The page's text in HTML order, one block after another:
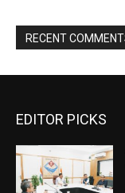
EDITOR PICKS